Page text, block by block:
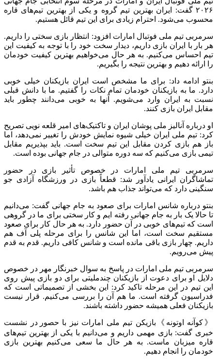
۲۰۲۶ گفت: ایران بهترین تیم گروه و یکی از بهترین تیم‌های قاره
محسوب می‌شود. احترام زیادی برای این تیم قائل هستیم.
سرمربی تیم ملی فوتبال امارات افزود: انتظار بازی سختی را داریم.
هر بار با ایران بازی داریم، دیدار سخت خود را با توجه به کیفیت این
تیم احساس می‌کنیم. به هر حال می‌خواهیم بهترین کیفیت خودمان
را ارائه دهیم و بهترین نتیجه را بگیریم.
بنتو ادامه داد: برای ما مشخص است ایران بازیکنان خیلی خوبی
دارد. ما به بازیکنان خودمان تمام نکات را گفتیم. ما با دانش قبلی
نسبت به ایران وارد می‌شویم. آنها به خوبی می‌دانند چطور باید
مقابل ایران بازی کنند.
او درباره آنالیز ملی پوشان ایران و تاکتیک‌های امیر قلعه نویی تصریح
کرد: تیم ملی ایران خیلی شیوه نمایش خودش را تغییر نمی‌دهد، اما
باز هم بازی کردن مقابل این تیم سخت است. باید بپذیریم مقابل
تیمی بازی می‌کنیم که سه دوره متوالی در جام جهانی بوده است.
سرمربی تیم ملی امارات در خصوص تأثیر بازی در حضور
تماشاگران ایرانی یادآور شد: قطعاً بازی در ورزشگاه آزادی جو
سنگینی دارد که می‌تواند جذاب هم باشد.
بنتو درباره شانس امارات برای صعود به جام جهانی گفت: می‌دانیم
تا حالا یک بار به جام جهانی رفته
ایم و کار سختی برای ما در گروهی
است که تیم‌های خوبی در آن حضور دارد. به هر حال کار برای صعود
مستقیم سخت است، اما این شانس را برای مرحله پلی
آف هم
داریم. چهار بازی باقی مانده است و شانس کافی داریم. قدم به قدم
پیش می‌رویم.
سرمربی تیم ملی امارات در پاسخ به سوال خبرنگار مهر در خصوص
دلایل او برای دعوت از بازیکنان چندملیتی برای دو بازی پیش روی
این تیم در این مرحله تاکید کرد: این بخشی از تصمیماتی است که
فدراسیون گرفته است. ما هم آن را بررسی می‌کنیم. قرار نیست
بازیکنان فعلی همیشه حضور داشته باشند.
《کوآنه اوتونه》بازیکن تیم ملی امارات نیز با حصور در نشست
خبری گفت: بازی مهمی داریم و می‌دانیم با یکی از بهترین تیم‌های
قاره میزبان ماست. به هر حال ما سعی می‌کنیم بهترین بازی
خودمان را انجام دهیم.